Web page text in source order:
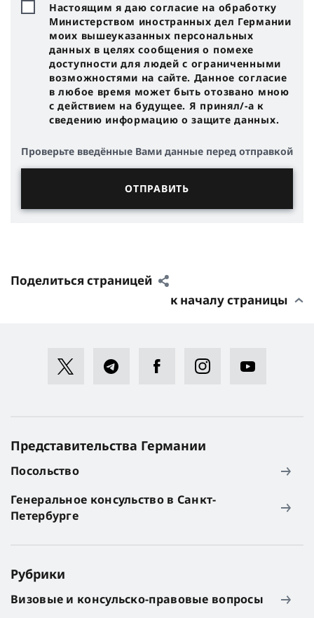
Настоящим я даю согласие на обработку
Министерством иностранных дел Германии
моих вышеуказанных персональных
данных в целях сообщения о помехе
доступности для людей с ограниченными
возможностями на сайте. Данное согласие
в любое время может быть отозвано мною
с действием на будущее. Я принял/-a к
сведению информацию о защите данных.
Проверьте введённые Вами данные перед отправкой
Поделиться страницей
к началу страницы
Представительства Германии
Посольство
Генеральное консульство в Санкт-
Петербурге
Рубрики
Визовые и консульско-правовые вопросы